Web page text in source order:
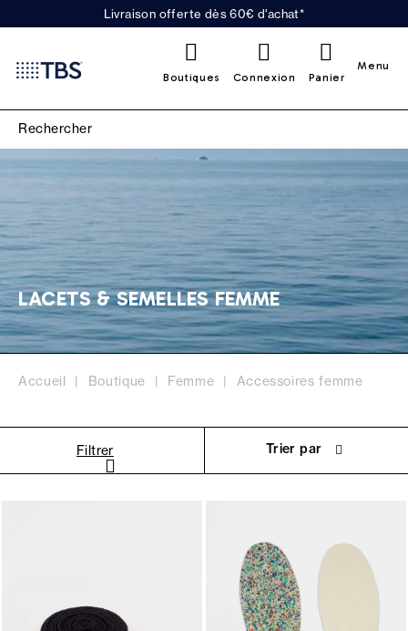
Livraison offerte dès 60€ d'achat*
Boutiques Connexion Panier
Menu
LACETS & SEMELLES FEMME
Accueil Boutique Femme Accessoires femme
Filtrer Trier par